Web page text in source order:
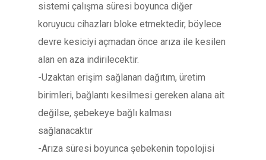
sistemi çalışma süresi boyunca diğer
koruyucu cihazları bloke etmektedir, böylece
devre kesiciyi açmadan önce arıza ile kesilen
alan en aza indirilecektir.
-Uzaktan erişim sağlanan dağıtım, üretim
birimleri, bağlantı kesilmesi gereken alana ait
değilse, şebekeye bağlı kalması
sağlanacaktır
-Arıza süresi boyunca şebekenin topolojisi